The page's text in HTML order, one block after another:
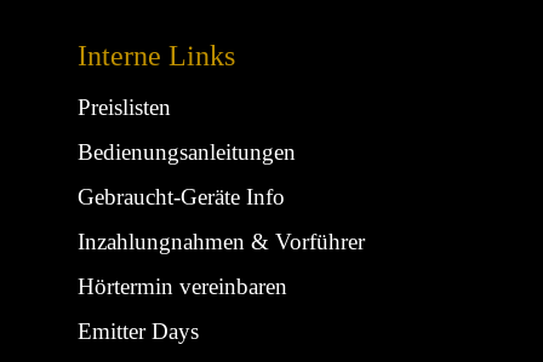
Interne Links
Preislisten
Bedienungsanleitungen
Gebraucht-Geräte Info
Inzahlungnahmen & Vorführer
Hörtermin vereinbaren
Emitter Days